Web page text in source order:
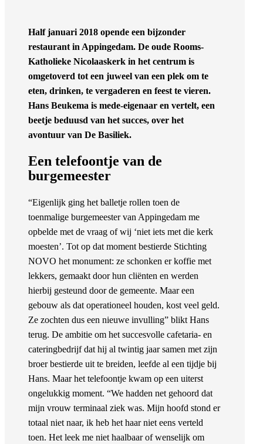
Half januari 2018 opende een bijzonder
restaurant in Appingedam. De oude Rooms-
Katholieke Nicolaaskerk in het centrum is
omgetoverd tot een juweel van een plek om te
eten, drinken, te vergaderen en feest te vieren.
Hans Beukema is mede-eigenaar en vertelt, een
beetje beduusd van het succes, over het
avontuur van De Basiliek.
Een telefoontje van de
burgemeester
“Eigenlijk ging het balletje rollen toen de
toenmalige burgemeester van Appingedam me
opbelde met de vraag of wij ‘niet iets met die kerk
moesten’. Tot op dat moment bestierde Stichting
NOVO het monument: ze schonken er koffie met
lekkers, gemaakt door hun cliënten en werden
hierbij gesteund door de gemeente. Maar een
gebouw als dat operationeel houden, kost veel geld.
Ze zochten dus een nieuwe invulling” blikt Hans
terug. De ambitie om het succesvolle cafetaria- en
cateringbedrijf dat hij al twintig jaar samen met zijn
broer bestierde uit te breiden, leefde al een tijdje bij
Hans. Maar het telefoontje kwam op een uiterst
ongelukkig moment. “We hadden net gehoord dat
mijn vrouw terminaal ziek was. Mijn hoofd stond er
totaal niet naar, ik heb het haar niet eens verteld
toen. Het leek me niet haalbaar of wenselijk om